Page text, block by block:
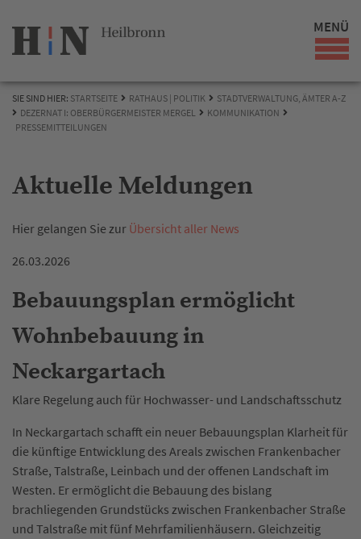
MENÜ
SIE SIND HIER: STARTSEITE RATHAUS | POLITIK
STADTVERWALTUNG, ÄMTER A-Z
DEZERNAT I: OBERBÜRGERMEISTER MERGEL
KOMMUNIKATION
PRESSEMITTEILUNGEN
Aktuelle Meldungen
Hier gelangen Sie zur Übersicht aller News
26.03.2026
Bebauungsplan ermöglicht
Wohnbebauung in
Neckargartach
Klare Regelung auch für Hochwasser- und Landschaftsschutz
In Neckargartach schafft ein neuer Bebauungsplan Klarheit für
die künftige Entwicklung des Areals zwischen Frankenbacher
Straße, Talstraße, Leinbach und der offenen Landschaft im
Westen. Er ermöglicht die Bebauung des bislang
brachliegenden Grundstücks zwischen Frankenbacher Straße
und Talstraße mit fünf Mehrfamilienhäusern. Gleichzeitig